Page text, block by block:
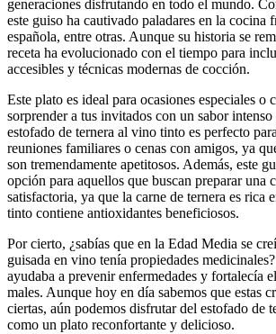
generaciones disfrutando en todo el mundo.
este guiso ha cautivado paladares en la cocina
española, entre otras. Aunque su historia se
receta ha evolucionado con el tiempo para
accesibles y técnicas modernas de cocción.
Este plato es ideal para ocasiones especiales o
sorprender a tus invitados con un sabor
estofado de ternera al vino tinto es perfecto
reuniones familiares o cenas con amigos, ya
son tremendamente apetitosos. Además, este
opción para aquellos que buscan preparar una
satisfactoria, ya que la carne de ternera es rica
tinto contiene antioxidantes beneficiosos.
Por cierto, ¿sabías que en la Edad Media se
guisada en vino tenía propiedades
ayudaba a prevenir enfermedades y fortalecía
males. Aunque hoy en día sabemos que estas
ciertas, aún podemos disfrutar del estofado de
como un plato reconfortante y delicioso.